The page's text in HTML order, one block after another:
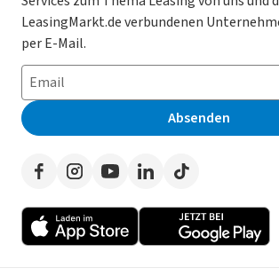
AGB
Datenschutz
Impressum
Erklärung zur Barrierefreiheit
Presse
Datenschutz-Einstellungen
So funktioniert’s
Häufig gestellte Fragen
Leasing-Lexikon
Auto-Tests
Werben auf LeasingMarkt.de
Leasing ohne Anzahlung
E-Auto Leasing
Privatleasing
Leasing-Vergleiche
Herstellerverzeichnis
Händlerverzeichnis
LeasingMarkt.de verbundenen
per E-Mail.
Absenden